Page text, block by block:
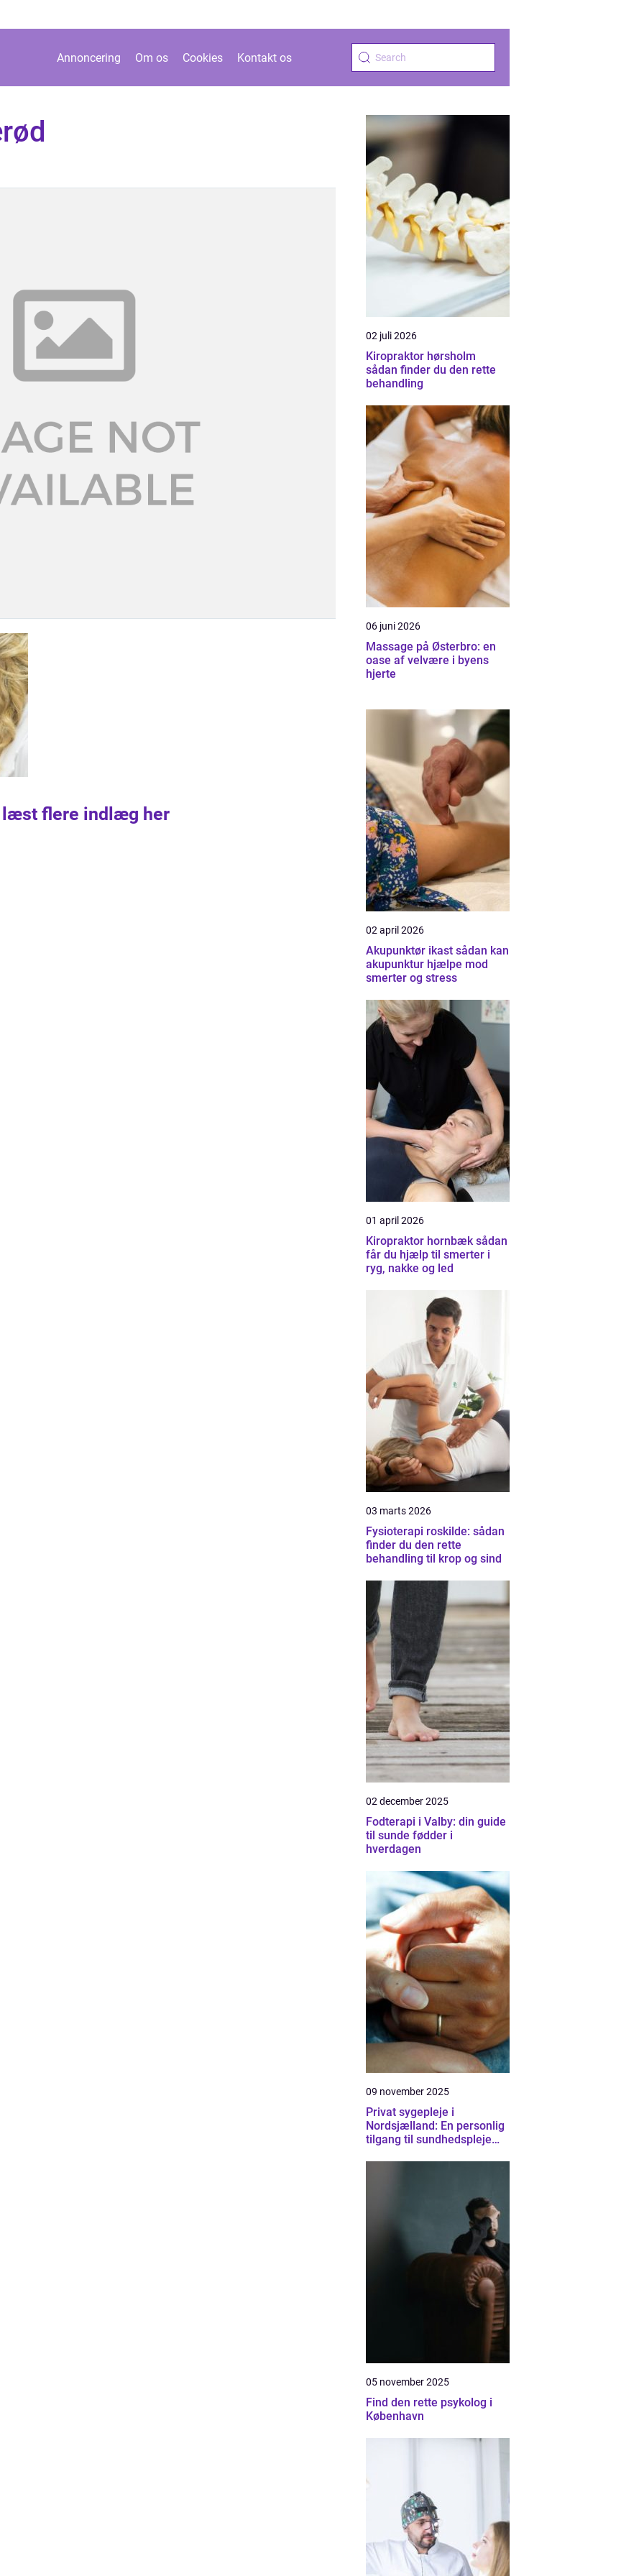
Annoncering Om os Cookies Kontakt os
læst flere indlæg her
02 juli 2026
Kiropraktor hørsholm
sådan finder du den rette
behandling
06 juni 2026
Massage på Østerbro: en
oase af velvære i byens
hjerte
02 april 2026
Akupunktør ikast sådan kan
akupunktur hjælpe mod
smerter og stress
01 april 2026
Kiropraktor hornbæk sådan
får du hjælp til smerter i
ryg, nakke og led
03 marts 2026
Fysioterapi roskilde: sådan
finder du den rette
behandling til krop og sind
02 december 2025
Fodterapi i Valby: din guide
til sunde fødder i
hverdagen
09 november 2025
Privat sygepleje i
Nordsjælland: En personlig
tilgang til sundhedspleje
05 november 2025
Find den rette psykolog i
København